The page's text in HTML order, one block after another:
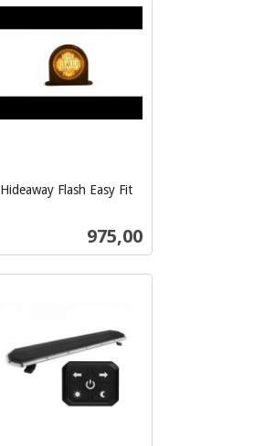
Hideaway Flash Easy Fit
Pris
975,00